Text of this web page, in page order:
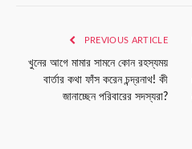
PREVIOUS ARTICLE
খুনের আগে মামার সামনে কোন রহস্যময়
বার্তার কথা ফাঁস করেন চন্দ্রনাথ! কী
জানাচ্ছেন পরিবারের সদস্যরা?